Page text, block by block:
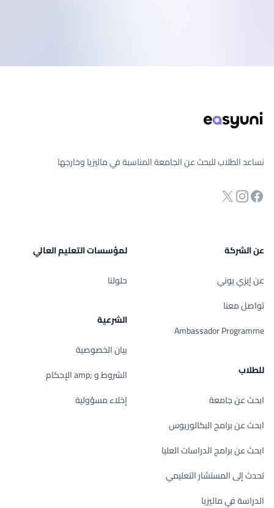
نساعد الطلاب للبحث عن الجامعة المناسبة في ماليزيا وخارجها
صفحة الفيسبوك
انستجرام
Twitter
عن الشركة
عن إيزي يوني
تواصل معنا
Ambassador Programme
للطلاب
ابحث عن جامعة
ابحث عن برامج البكالوريوس
ابحث عن برامج الدراسات العليا
تحدث إلى المستشار التعليمي
الدراسة في ماليزيا
لمؤسسات التعليم العالي
حلولنا
الشرعية
بيان الخصوصية
الشروط و ;amp الإحكام
إخلاء مسؤولية